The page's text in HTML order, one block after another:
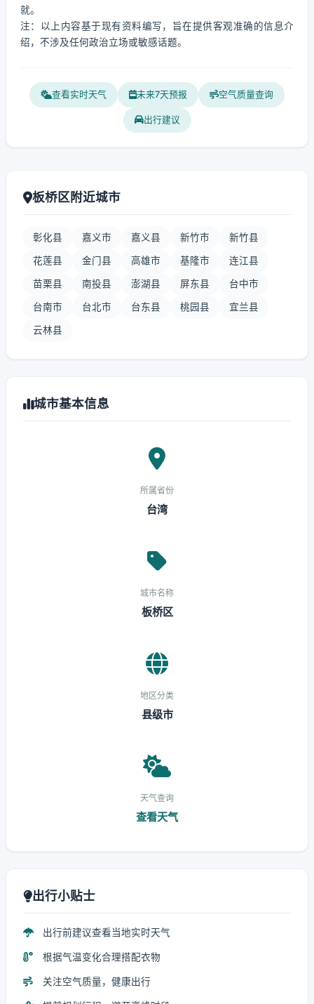
就。
注：以上内容基于现有资料编写，旨在提供客观准确的信息介
绍，不涉及任何政治立场或敏感话题。
查看实时天气 未来7天预报 空气质量查询
出行建议
板桥区附近城市
彰化县 嘉义市 嘉义县 新竹市 新竹县
花莲县 金门县 高雄市 基隆市 连江县
苗栗县 南投县 澎湖县 屏东县 台中市
台南市 台北市 台东县 桃园县 宜兰县
云林县
城市基本信息
所属省份
台湾
城市名称
板桥区
地区分类
县级市
天气查询
查看天气
出行小贴士
出行前建议查看当地实时天气
根据气温变化合理搭配衣物
关注空气质量，健康出行